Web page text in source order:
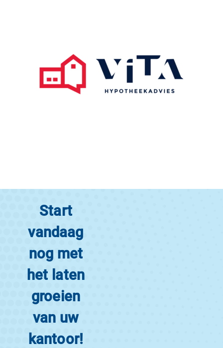
Start
vandaag
nog met
het laten
groeien
van uw
kantoor!